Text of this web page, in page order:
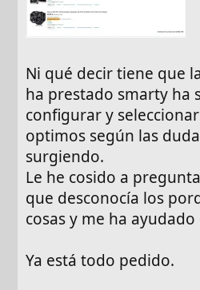
Ni qué decir tiene que
ha prestado smarty ha
configurar y
optimos según las
surgiendo.
Le he cosido a
que desconocía los
cosas y me ha
Ya está todo pedido.